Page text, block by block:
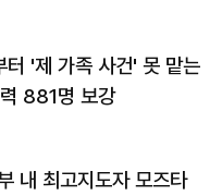
'제 가족 사건' 못 맡는
881명 보강
내 최고지도자 모즈타